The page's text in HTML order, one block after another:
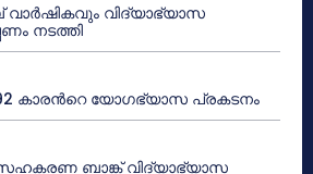
വാർഷികവും വിദ്യാഭ്യാസ
നടത്തി
കാരൻറെ യോഗഭ്യാസ പ്രകടനം
ബാങ്ക് വിദ്യാഭ്യാസ